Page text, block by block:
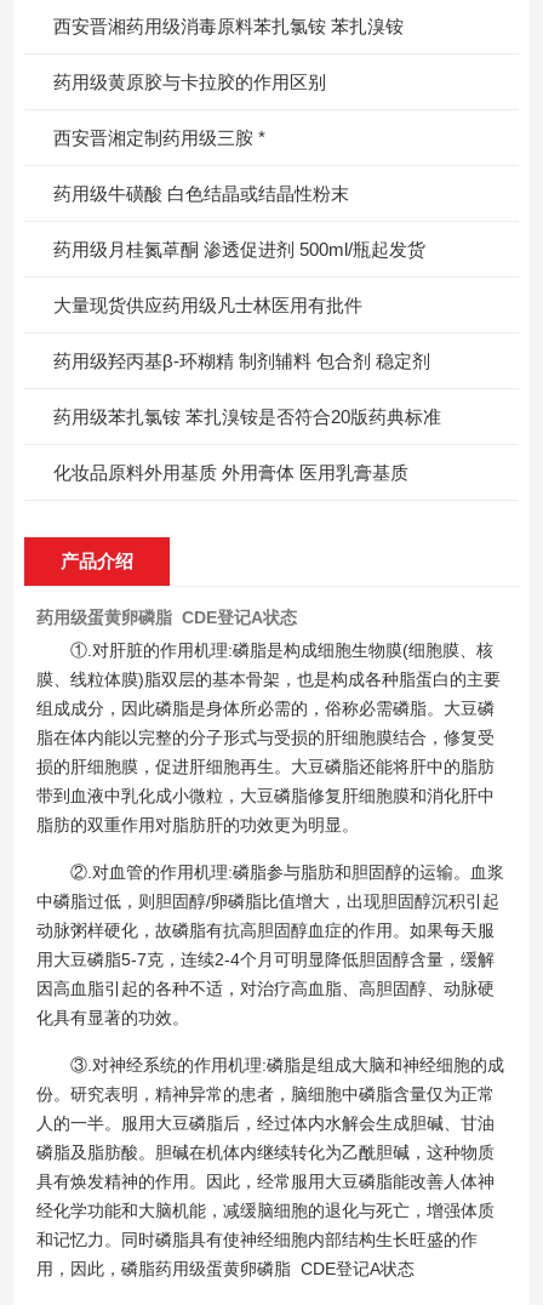
西安晋湘药用级消毒原料苯扎氯铵 苯扎溴铵
药用级黄原胶与卡拉胶的作用区别
西安晋湘定制药用级三胺 *
药用级牛磺酸 白色结晶或结晶性粉末
药用级月桂氮䓬酮 渗透促进剂 500ml/瓶起发货
大量现货供应药用级凡士林医用有批件
药用级羟丙基β-环糊精 制剂辅料 包合剂 稳定剂
药用级苯扎氯铵 苯扎溴铵是否符合20版药典标准
化妆品原料外用基质 外用膏体 医用乳膏基质
产品介绍
药用级蛋黄卵磷脂 CDE登记A状态
①.对肝脏的作用机理:磷脂是构成细胞生物膜(细胞膜、核
膜、线粒体膜)脂双层的基本骨架，也是构成各种脂蛋白的主要
组成成分，因此磷脂是身体所必需的，俗称必需磷脂。大豆磷
脂在体内能以完整的分子形式与受损的肝细胞膜结合，修复受
损的肝细胞膜，促进肝细胞再生。大豆磷脂还能将肝中的脂肪
带到血液中乳化成小微粒，大豆磷脂修复肝细胞膜和消化肝中
脂肪的双重作用对脂肪肝的功效更为明显。
②.对血管的作用机理:磷脂参与脂肪和胆固醇的运输。血浆
中磷脂过低，则胆固醇/卵磷脂比值增大，出现胆固醇沉积引起
动脉粥样硬化，故磷脂有抗高胆固醇血症的作用。如果每天服
用大豆磷脂5-7克，连续2-4个月可明显降低胆固醇含量，缓解
因高血脂引起的各种不适，对治疗高血脂、高胆固醇、动脉硬
化具有显著的功效。
③.对神经系统的作用机理:磷脂是组成大脑和神经细胞的成
份。研究表明，精神异常的患者，脑细胞中磷脂含量仅为正常
人的一半。服用大豆磷脂后，经过体内水解会生成胆碱、甘油
磷脂及脂肪酸。胆碱在机体内继续转化为乙酰胆碱，这种物质
具有焕发精神的作用。因此，经常服用大豆磷脂能改善人体神
经化学功能和大脑机能，减缓脑细胞的退化与死亡，增强体质
和记忆力。同时磷脂具有使神经细胞内部结构生长旺盛的作
用，因此，磷脂药用级蛋黄卵磷脂 CDE登记A状态